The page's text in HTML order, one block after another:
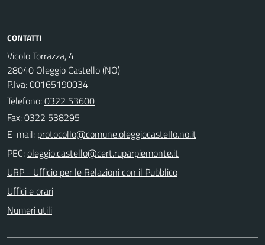
CONTATTI
Vicolo Torrazza, 4
28040 Oleggio Castello (NO)
P.Iva: 00165190034
Telefono:0322 53600
Fax: 0322 538295
E-mail:
PEC:
URP - Ufficio per le Relazioni con il Pubblico
Uffici e orari
Numeri utili